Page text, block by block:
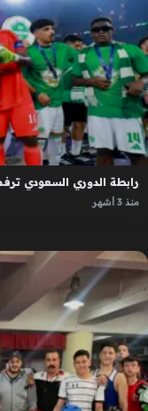
رابطة الدوري السعودي
منذ 3 أشهر